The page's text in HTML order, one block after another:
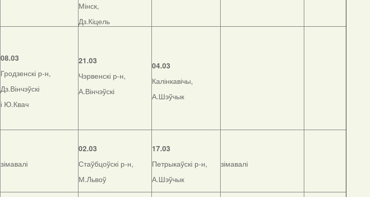
Мінск,
Дз.Кіцель
08.03
Гродзенскі р-н,
Дз.Вінчэўскі
і Ю.Квач
21.03
Чэрвенскі р-н,
А.Вінчэўскі
04.03
Калінкавічы,
А.Шэўчык
зімавалі
02.03
Стаўбцоўскі р-н,
М.Львоў
17.03
Петрыкаўскі р-н,
А.Шэўчык
зімавалі